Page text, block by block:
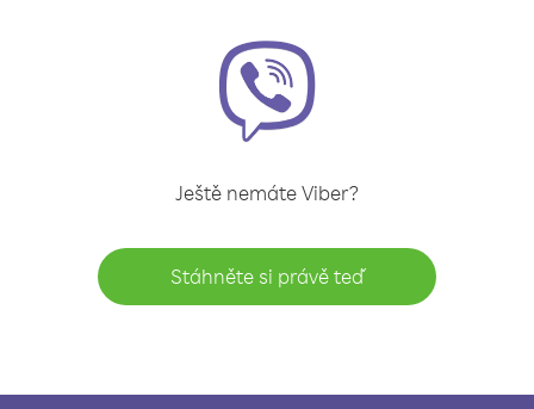
Ještě nemáte Viber?
Stáhněte si právě teď